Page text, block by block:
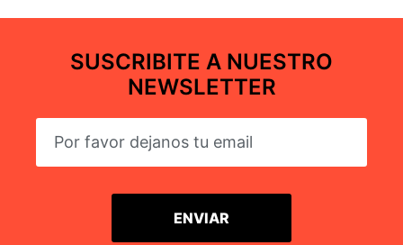
SUSCRIBITE A NUESTRO
NEWSLETTER